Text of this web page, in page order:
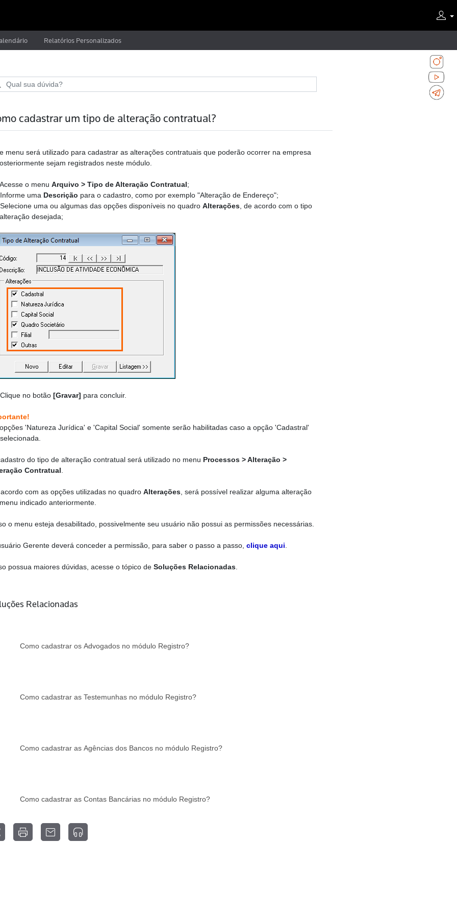
Relatórios Personalizados
cadastrar um tipo de alteração contratual?
menu será utilizado para cadastrar as alterações contratuais que poderão ocorrer na empresa
sejam registrados neste módulo.
Acesse o menuArquivo > Tipo de Alteração Contratual;
Informe uma Descrição para o cadastro, como por exemplo "Alteração de Endereço";
Selecione uma ou algumas das opções disponíveis no quadroAlterações , de acordo com o tipo
desejada;
no botão[Gravar] para concluir.
'Natureza Jurídica' e 'Capital Social' somente serão habilitadas caso a opção 'Cadastral'
do tipo de alteração contratual será utilizado no menu Processos > Alteração >
Contratual
com as opções utilizadas no quadroAlterações , será possível realizar alguma alteração
indicado anteriormente.
o menu esteja desabilitado, possivelmente seu usuário não possui as permissões necessárias.
Gerente deverá conceder a permissão, para saber o passo a passo,clique aqui
possua maiores dúvidas, acesse o tópico deSoluções Relacionadas
Relacionadas
Como cadastrar os Advogados no módulo Registro?
Como cadastrar as Testemunhas no módulo Registro?
Como cadastrar as Agências dos Bancos no módulo Registro?
Como cadastrar as Contas Bancárias no módulo Registro?